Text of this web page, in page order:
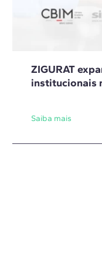
ZIGURAT
institucionais
Saiba mais